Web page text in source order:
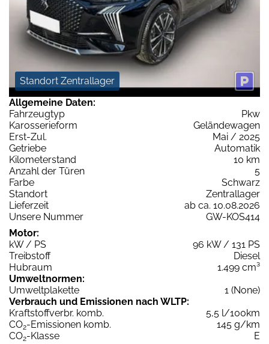
Standort Zentrallager
Allgemeine Daten:
Fahrzeugtyp
Pkw
Karosserieform
Geländewagen
Erst-Zul.
Mai / 2025
Getriebe
Automatik
Kilometerstand
10 km
Anzahl der Türen
5
Farbe
Schwarz
Standort
Zentrallager
Lieferzeit
ab ca. 10.08.2026
Unsere Nummer
GW-KOS414
Motor:
kW / PS
96 kW / 131 PS
Treibstoff
Diesel
Hubraum
1.499 cm³
Umweltnormen:
Umweltplakette
1 (None)
Verbrauch und Emissionen nach WLTP:
Kraftstoffverbr. komb.
5,5 l/100km
CO2-Emissionen komb.
145 g/km
CO2-Klasse
E